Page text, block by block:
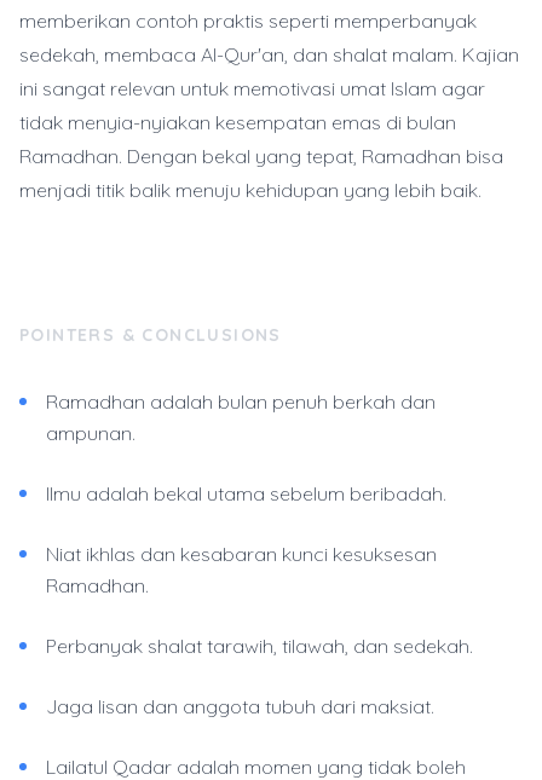
memberikan contoh praktis seperti memperbanyak
sedekah, membaca Al-Qur'an, dan shalat malam. Kajian
ini sangat relevan untuk memotivasi umat Islam agar
tidak menyia-nyiakan kesempatan emas di bulan
Ramadhan. Dengan bekal yang tepat, Ramadhan bisa
menjadi titik balik menuju kehidupan yang lebih baik.
POINTERS & CONCLUSIONS
Ramadhan adalah bulan penuh berkah dan
ampunan.
Ilmu adalah bekal utama sebelum beribadah.
Niat ikhlas dan kesabaran kunci kesuksesan
Ramadhan.
Perbanyak shalat tarawih, tilawah, dan sedekah.
Jaga lisan dan anggota tubuh dari maksiat.
Lailatul Qadar adalah momen yang tidak boleh